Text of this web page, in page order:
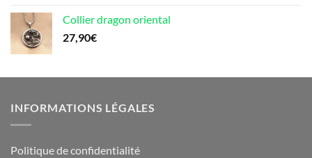
Collier dragon oriental
27,90€
INFORMATIONS LÉGALES
Politique de confidentialité